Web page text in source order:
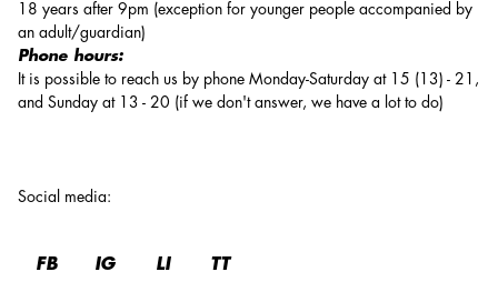
18 years after 9pm (exception for younger people accompanied by
an adult/guardian)
Phone hours:
It is possible to reach us by phone Monday-Saturday at 15 (13) - 21,
and Sunday at 13 - 20 (if we don't answer, we have a lot to do)
Social media:
FB IG LI TT